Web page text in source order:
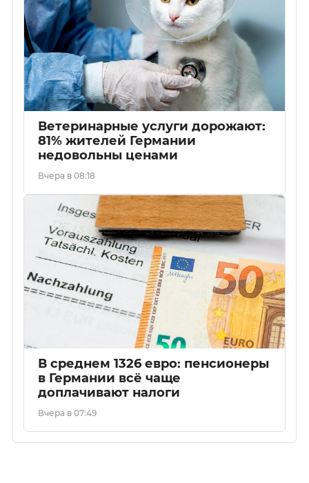
Ветеринарные услуги дорожают:
81% жителей Германии
недовольны ценами
Вчера в 08:18
В среднем 1326 евро: пенсионеры
в Германии всё чаще
доплачивают налоги
Вчера в 07:49